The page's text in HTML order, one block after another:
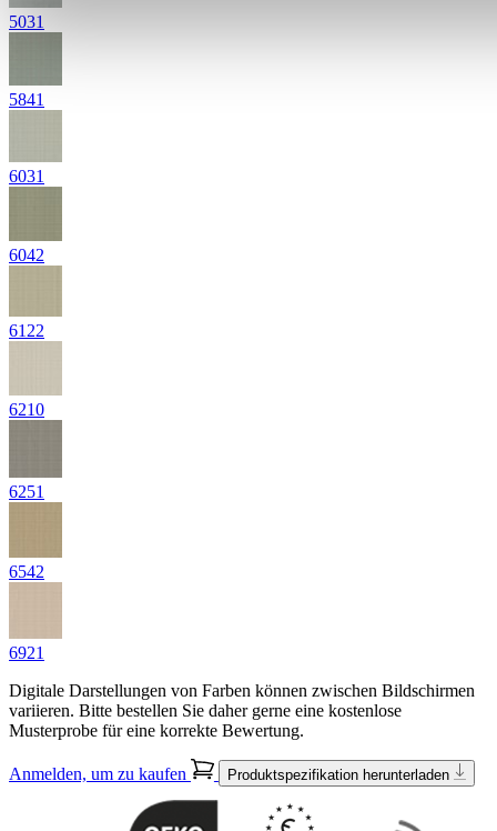
5031
5841
6031
6042
6122
6210
6251
6542
6921
Digitale Darstellungen von Farben können zwischen Bildschirmen
variieren. Bitte bestellen Sie daher gerne eine kostenlose
Musterprobe für eine korrekte Bewertung.
Anmelden, um zu kaufen Produktspezifikation herunterladen